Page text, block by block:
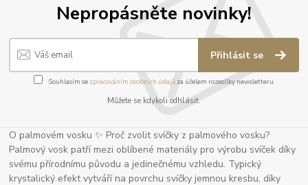
Nepropásněte novinky!
Přihlásit se
Souhlasím se zpracováním osobních údajůza účelem rozesílky newsletteru.
Můžete se kdykoli odhlásit.
O palmovém vosku ✨ Proč zvolit svíčky z palmového vosku?
Palmový vosk patří mezi oblíbené materiály pro výrobu svíček díky
svému přírodnímu původu a jedinečnému vzhledu. Typický
krystalický efekt vytváří na povrchu svíčky jemnou kresbu, díky